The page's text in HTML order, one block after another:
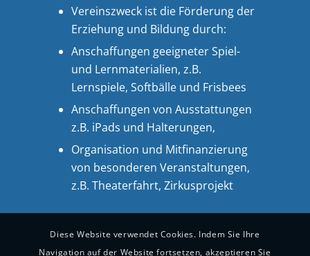
Vereinszweck ist die Förderung der
Erziehung und Bildung durch:
Anschaffungen geeigneter Spiel-
und Lernmaterialien, z.B.
Lernspiele, Softbälle und Frisbees
Anschaffungen von Ausstattungen
z.B. iPads und Halterungen,
Organisation und Mitfinanzierung
von besonderen Veranstaltungen,
z.B. Theaterfahrt, Zirkusprojekt
Diese Website verwendet Cookies. Indem Sie Ihre
Navigation auf der Website fortsetzen, akzeptieren Sie